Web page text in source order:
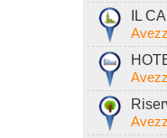
IL